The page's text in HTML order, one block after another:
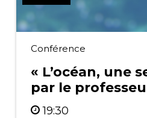
Conférence
« L’océan, une
par le
19:30